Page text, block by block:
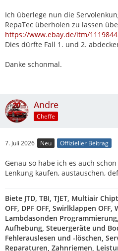
Ich überlege nun die
RepaTec überholen zu lassen
https://www.ebay.de/itm/
Dies dürfte Fall 1. und 2.
Danke schonmal.
Andre
Cheffe
7. Juli 2026 Neu Offizieller Beitrag
Genau so habe ich es auch
Lenkung kaufen, austauschen,
Biete JTD, TBI, TJET, Multiair
OFF, DPF OFF, Swirlklappen
Lambdasonden
Aufhebung, Steuergeräte und
Fehlerauslesen und -löschen,
Reparaturen, Zahnriemen,